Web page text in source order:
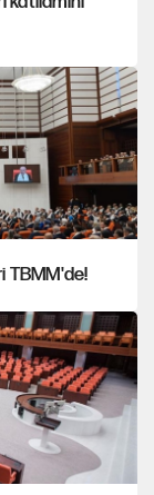
TBMM'de!